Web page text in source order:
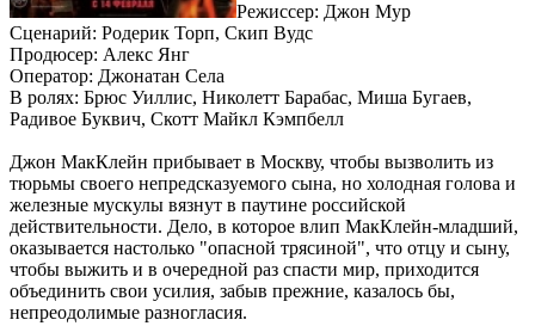
Режиссер: Джон Мур
Сценарий: Родерик Торп, Скип Вудс
Продюсер: Алекс Янг
Оператор: Джонатан Села
В ролях: Брюс Уиллис, Николетт Барабас, Миша Бугаев,
Радивое Буквич, Скотт Майкл Кэмпбелл
Джон МакКлейн прибывает в Москву, чтобы вызволить из
тюрьмы своего непредсказуемого сына, но холодная голова и
железные мускулы вязнут в паутине российской
действительности. Дело, в которое влип МакКлейн-младший,
оказывается настолько "опасной трясиной", что отцу и сыну,
чтобы выжить и в очередной раз спасти мир, приходится
объединить свои усилия, забыв прежние, казалось бы,
непреодолимые разногласия.